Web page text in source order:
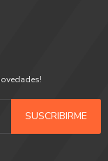
SUSCRIBIRME